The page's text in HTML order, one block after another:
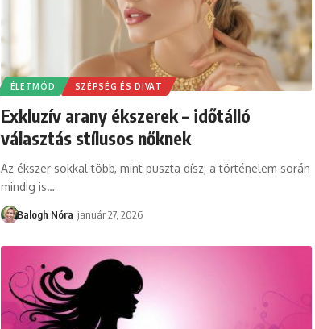
ÉLETMÓD SZÉPSÉG ÉS DIVAT
Exkluzív arany ékszerek – időtálló
választás stílusos nőknek
Az ékszer sokkal több, mint puszta dísz; a történelem során
mindig is…
Balogh Nóra január 27, 2026